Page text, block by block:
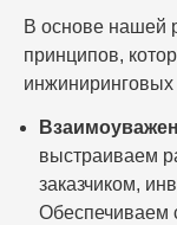
В основе нашей
принципов,
инжиниринговых
выстраиваем
заказчиком,
Обеспечиваем